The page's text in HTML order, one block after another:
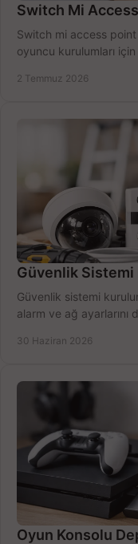
Switch Mi
Switch mi access point
oyuncu kurulumları
2 Temmuz 2026
Güvenlik Sistemi
Güvenlik sistemi
alarm ve ağ ayarlarını
30 Haziran 2026
Oyun Konsolu